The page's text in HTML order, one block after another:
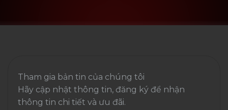
Tham gia bản tin của chúng tôi
Hãy cập nhật thông tin, đăng ký để nhận
thông tin chi tiết và ưu đãi.